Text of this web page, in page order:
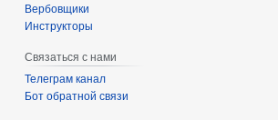
‏‎Вербовщики
Инструкторы
Связаться с нами
Телеграм канал
Бот обратной связи